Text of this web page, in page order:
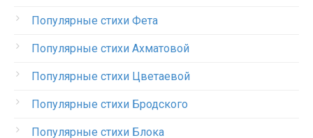
Популярные стихи Фета
Популярные стихи Ахматовой
Популярные стихи Цветаевой
Популярные стихи Бродского
Популярные стихи Блока